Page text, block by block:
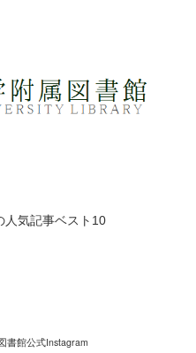
人気記事ベスト10
書館公式Instagram